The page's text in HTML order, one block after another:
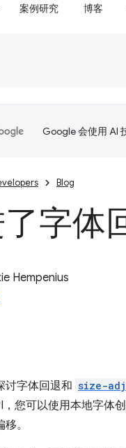
案例研究 博客
Google 会使用 AI
Blog
字体
Hempenius
讨字体回退和 size-
，您可以使用本地字体
。